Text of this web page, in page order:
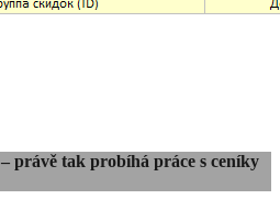
právě tak probíhá práce s ceníky